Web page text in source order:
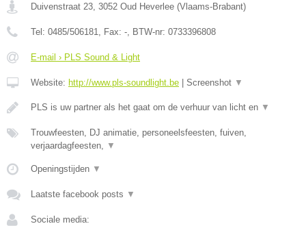
Duivenstraat 23 3052 Oud Heverlee (Vlaams-Brabant)
Tel: 0485/506181 , Fax: - , BTW-nr: 0733396808
E-mail › PLS Sound & Light
Website: http://www.pls-soundlight.be | Screenshot ▼
PLS is uw partner als het gaat om de verhuur van licht en ▼
Trouwfeesten, DJ animatie, personeelsfeesten, fuiven,
verjaardagfeesten,
▼
Openingstijden ▼
Laatste facebook posts ▼
Sociale media: